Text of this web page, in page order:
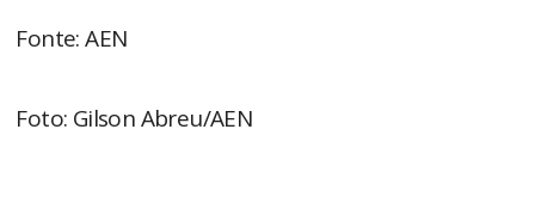
Fonte: AEN
Foto: Gilson Abreu/AEN